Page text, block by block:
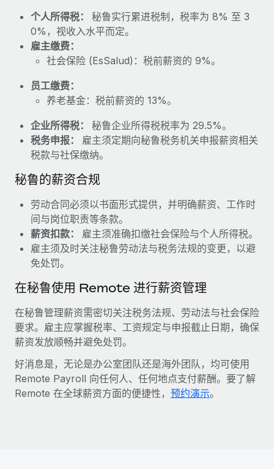
福利
轻松管理员工福利
actually looks like
Most teams hear "payroll implementation" and picture a
six-month project with a dedicated team....
了解更多
个人所得税： 秘鲁实行累进税制，税率为 8% 至 3
0%，视收入水平而定。
雇主缴费：
社会保险 (EsSalud)：税前薪资的 9%。
员工缴费：
养老基金：税前薪资的 13%。
企业所得税： 秘鲁企业所得税税率为 29.5%。
税务申报： 雇主须定期向秘鲁税务机关申报薪资相关
税款与社保缴纳。
秘鲁的薪资合规
劳动合同必须以书面形式提供，并明确薪资、工作时
间与岗位职责等条款。
薪资扣款： 雇主须准确扣缴社会保险与个人所得税。
雇主须及时关注秘鲁劳动法与税务法规的变更，以避
免处罚。
在秘鲁使用 Remote 进行薪资管理
在秘鲁管理薪资需密切关注税务法规、劳动法与社会保险
要求。雇主应掌握税率、工资规定与申报截止日期，确保
薪资发放顺畅并避免处罚。
好消息是，无论是办公室团队还是海外团队，均可使用
Remote Payroll 向任何人、任何地点支付薪酬。要了解
Remote 在全球薪资方面的便捷性， 预约演示。